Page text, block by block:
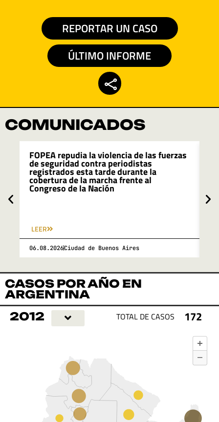
REPORTAR UN CASO
ÚLTIMO INFORME
COMUNICADOS
FOPEA repudia la violencia de las fuerzas
de seguridad contra periodistas
registrados esta tarde durante la
cobertura de la marcha frente al
Congreso de la Nación
LEER
06.08.2026Ciudad de Buenos Aires
CASOS POR AÑO EN
ARGENTINA
2012
TOTAL DE CASOS 172